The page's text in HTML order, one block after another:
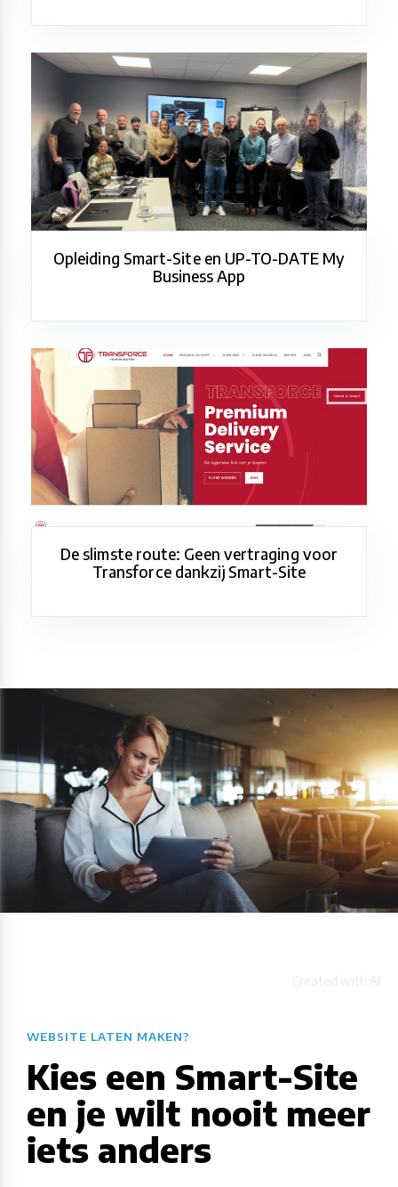
Opleiding Smart-Site en UP-TO-DATE My
Business App
De slimste route: Geen vertraging voor
Transforce dankzij Smart-Site
WEBSITE LATEN MAKEN?
Kies een Smart-Site
en je wilt nooit meer
iets anders